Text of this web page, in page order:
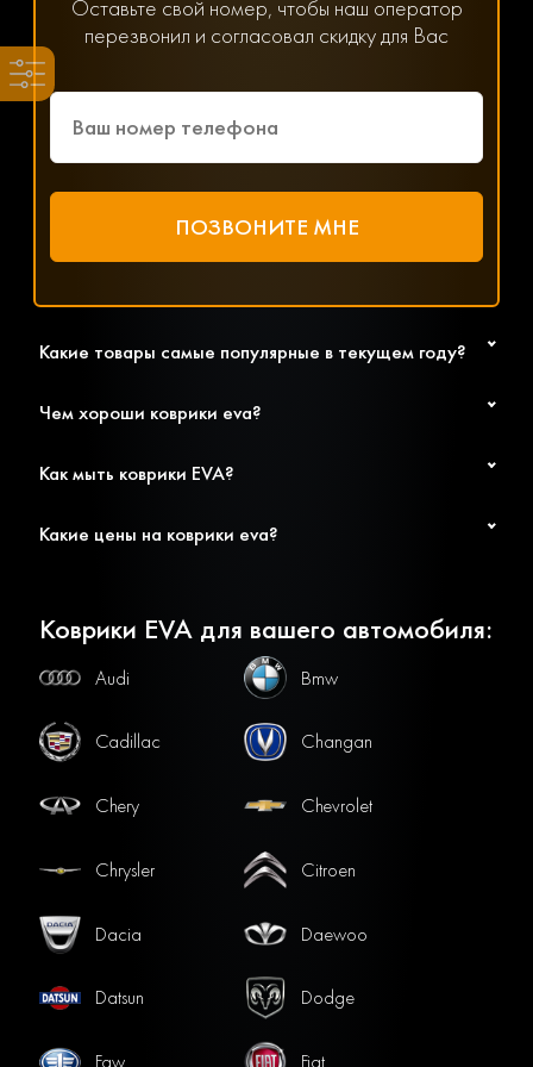
мессенджер WhatsApp, Viber или Telegram. Менеджер
решит любой возникший вопрос, связанный с
параметрами, ценой и доставкой.
Оставьте свой номер, чтобы наш оператор
перезвонил и согласовал скидку для Вас
Какие товары самые популярные в текущем году?
Чем хороши коврики eva?
Как мыть коврики EVA?
Какие цены на коврики eva?
Коврики EVA для вашего автомобиля:
Audi Bmw
Cadillac Changan
Chery Chevrolet
Chrysler Citroen
Dacia Daewoo
Datsun Dodge
Faw Fiat